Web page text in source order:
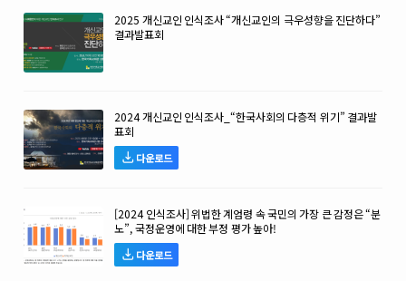
2025 개신교인 인식조사 “개신교인의 극우성향을 진단하다”
결과발표회
2024 개신교인 인식조사_“한국사회의 다층적 위기” 결과발
표회
다운로드
[2024 인식조사] 위법한 계엄령 속 국민의 가장 큰 감정은 “분
노”, 국정운영에 대한 부정 평가 높아!
다운로드